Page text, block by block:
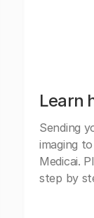
Learn
Sending
imaging
Medicai.
step by